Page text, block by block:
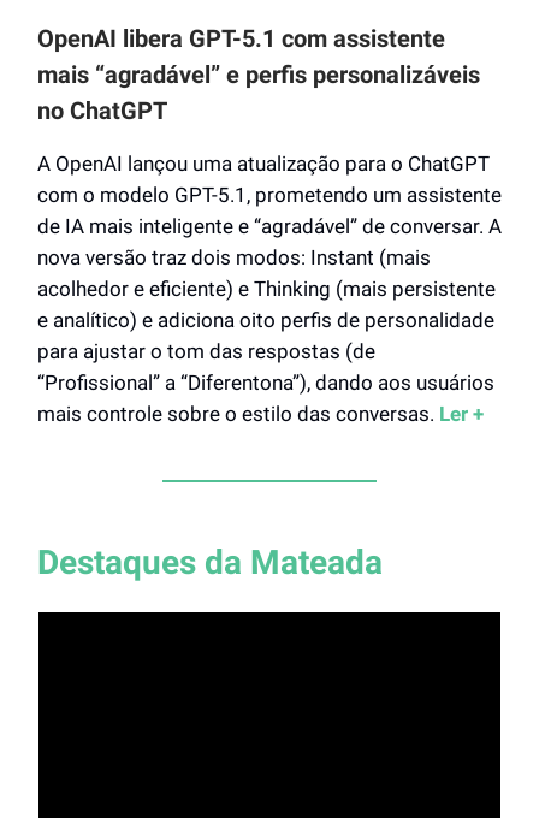
OpenAI libera GPT-5.1 com assistente
mais “agradável” e perfis personalizáveis
no ChatGPT
A OpenAI lançou uma atualização para o ChatGPT
com o modelo GPT-5.1, prometendo um assistente
de IA mais inteligente e “agradável” de conversar. A
nova versão traz dois modos: Instant (mais
acolhedor e eficiente) e Thinking (mais persistente
e analítico) e adiciona oito perfis de personalidade
para ajustar o tom das respostas (de
“Profissional” a “Diferentona”), dando aos usuários
mais controle sobre o estilo das conversas. Ler +
Destaques da Mateada